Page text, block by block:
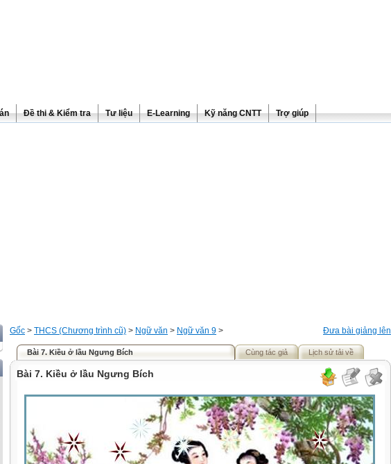
Đề thi & Kiểm tra Tư liệu E-Learning Kỹ năng CNTT Trợ giúp
Đưa bài giảng lên
Gốc > THCS (Chương trình cũ) > Ngữ văn > Ngữ văn 9 >
Bài 7. Kiều ở lầu Ngưng Bích Cùng tác giả Lịch sử tải về
Bài 7. Kiều ở lầu Ngưng Bích